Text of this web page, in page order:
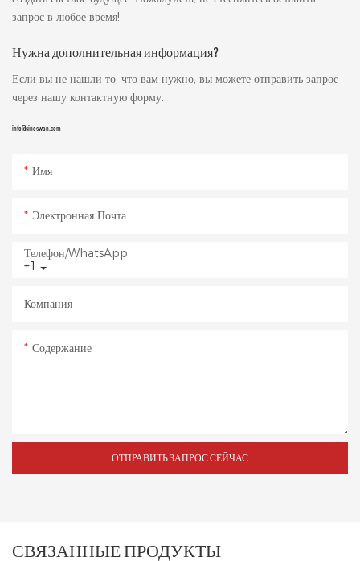
запрос в любое время!
Нужна дополнительная информация?
Если вы не нашли то, что вам нужно, вы можете отправить запрос
через нашу контактную форму.
info@sinoswan.com
Имя
Электронная Почта
+1
Телефон/WhatsApp
Компания
Содержание
ОТПРАВИТЬ ЗАПРОС СЕЙЧАС
СВЯЗАННЫЕ ПРОДУКТЫ